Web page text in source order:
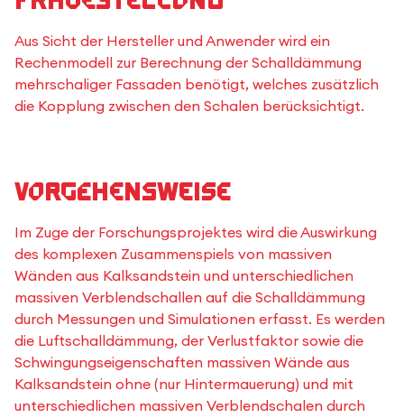
Aus Sicht der Hersteller und Anwender wird ein
Rechenmodell zur Berechnung der Schalldämmung
mehrschaliger Fassaden benötigt, welches zusätzlich
die Kopplung zwischen den Schalen berücksichtigt.
Vorgehensweise
Im Zuge der Forschungsprojektes wird die Auswirkung
des komplexen Zusammenspiels von massiven
Wänden aus Kalksandstein und unterschiedlichen
massiven Verblendschallen auf die Schalldämmung
durch Messungen und Simulationen erfasst. Es werden
die Luftschalldämmung, der Verlustfaktor sowie die
Schwingungseigenschaften massiven Wände aus
Kalksandstein ohne (nur Hintermauerung) und mit
unterschiedlichen massiven Verblendschalen durch